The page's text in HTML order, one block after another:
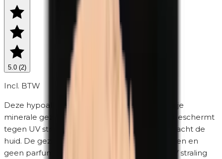
5.0 (2)
Incl. BTW
Deze hypoallergene, parfumvrije, parabeenvrije
minerale gezichtspoeder voor de lichte huid beschermt
tegen UV straling en de verzorgende olie verzacht de
huid. De gezichtspoeder bevat geen parabenen en
geen parfum en beschermt de huid tegen UV straling